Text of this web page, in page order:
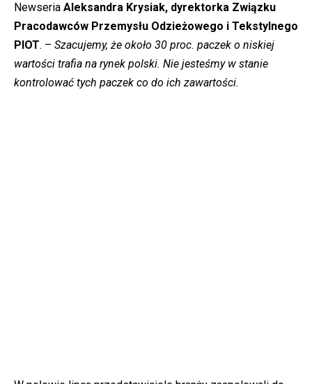
Newseria Aleksandra Krysiak, dyrektorka Związku
Pracodawców Przemysłu Odzieżowego i Tekstylnego
PIOT. – Szacujemy, że około 30 proc. paczek o niskiej
wartości trafia na rynek polski. Nie jesteśmy w stanie
kontrolować tych paczek co do ich zawartości.